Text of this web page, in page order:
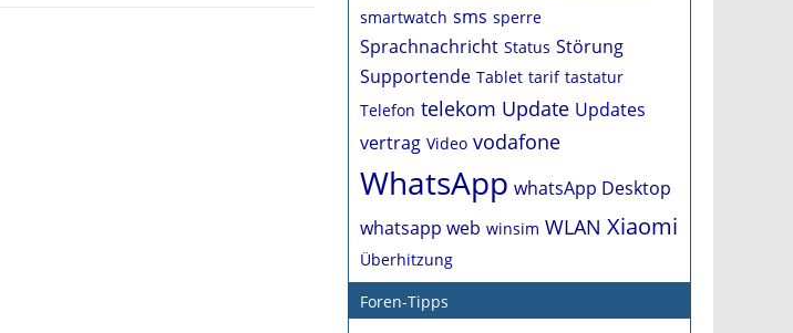
smartwatch sms sperre
Sprachnachricht Status Störung
Supportende Tablet tarif tastatur
Telefon telekom Update Updates
vertrag Video vodafone
WhatsApp whatsApp Desktop
whatsapp web winsim WLAN Xiaomi
Überhitzung
Foren-Tipps